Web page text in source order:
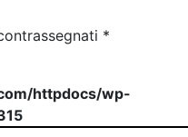
*
httpdocs/wp-